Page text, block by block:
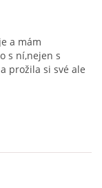
a mám
s ní,nejen s
prožila si své ale